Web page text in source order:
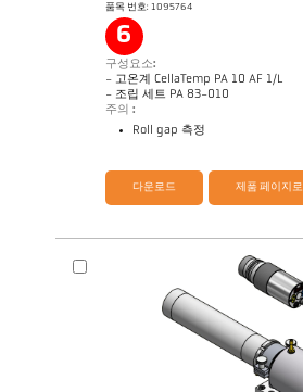
품목 번호: 1095764
6
구성요소:
- 고온계 CellaTemp PA 10 AF 1/L
- 조립 세트 PA 83-010
주의 :
Roll gap 측정
제품 카다로그 Cellatemp PA
다운로드 제품 페이지로